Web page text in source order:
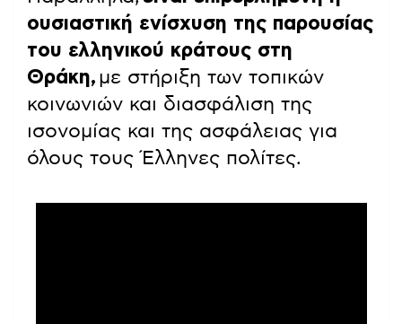
ουσιαστική ενίσχυση της παρουσίας
του ελληνικού κράτους στη
Θράκη, με στήριξη των τοπικών
κοινωνιών και διασφάλιση της
ισονομίας και της ασφάλειας για
όλους τους Έλληνες πολίτες.